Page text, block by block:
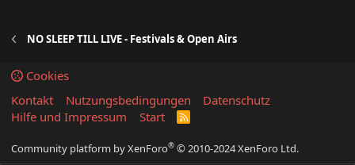
NO SLEEP TILL LIVE - Festivals & Open Airs
Cookies
Kontakt
Nutzungsbedingungen
Datenschutz
Hilfe und Impressum
Start
R
S
Community platform by XenForo® © 2010-2024 XenForo Ltd.